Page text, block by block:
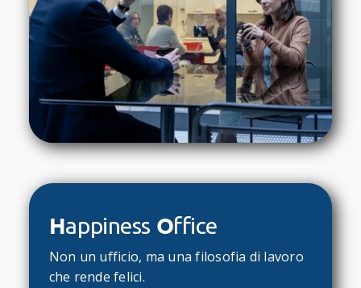
Happiness Office
Non un ufficio, ma una filosofia di lavoro
che rende felici.